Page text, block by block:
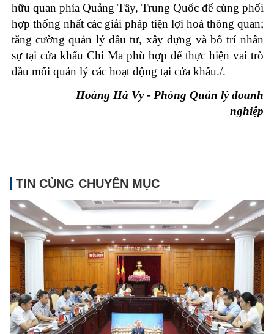
hữu quan phía Quảng Tây, Trung Quốc để cùng phối
hợp thống nhất các giải pháp tiện lợi hoá thông quan;
tăng cường quản lý đầu tư, xây dựng và bố trí nhân
sự tại cửa khẩu Chi Ma phù hợp để thực hiện vai trò
đầu mối quản lý các hoạt động tại cửa khẩu./.
Hoàng Hà Vy - Phòng Quản lý doanh
nghiệp
TIN CÙNG CHUYÊN MỤC